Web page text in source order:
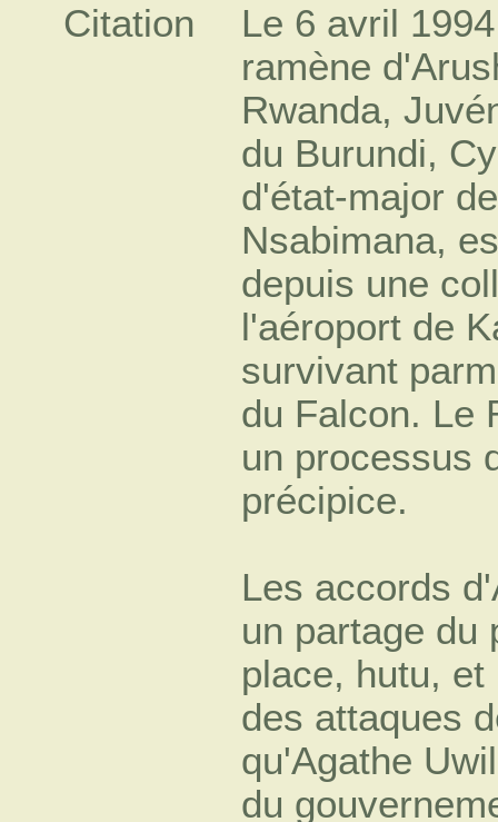
Citation
Le 6 avril
ramène
Rwanda,
du Burundi,
d'état-major
Nsabimana,
depuis une
l'aéroport de
survivant
du Falcon. Le
un processus
précipice.
Les accords
un partage du
place, hutu,
des attaques
qu'Agathe
du